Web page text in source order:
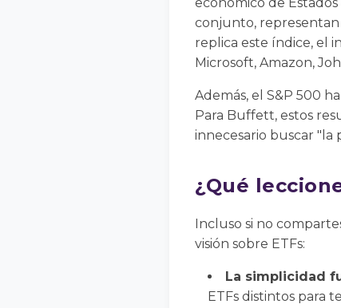
conjunto,
replica este índice, el
Microsoft, Amazon,
Además, el S&P 500
Para Buffett, estos
innecesario buscar "la
¿Qué
Incluso si no
visión sobre ETFs:
La simplicidad
ETFs distintos para